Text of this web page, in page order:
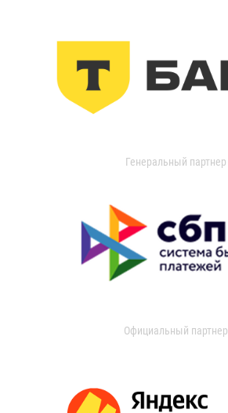
Генеральный партнер
Официальный партнер